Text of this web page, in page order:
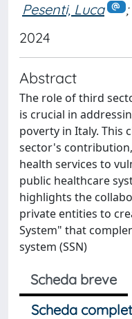
Pesenti, Luca ;
2024
Abstract
The role of third
is crucial in
poverty in Italy. This
sector's
health services to
public healthcare
highlights the
private entities to
System" that
system (SSN)
Scheda breve
Scheda